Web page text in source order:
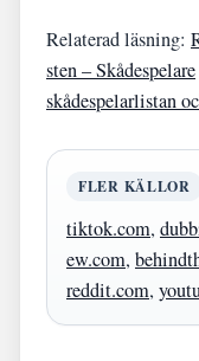
Relaterad läsning:
sten – Skådespelare
skådespelarlistan
FLER KÄLLOR
tiktok.com,
ew.com,
reddit.com,